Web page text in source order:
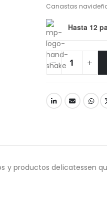
Canastas
Hasta 12
productos delicatessen